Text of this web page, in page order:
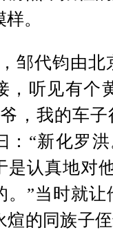
。
邹代钧由
，听见有个
，我的车
：“新化罗
是认真地对
。”当时就
煊的同族子